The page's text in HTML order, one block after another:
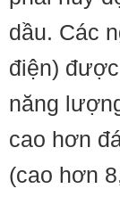
dầu. Các
điện)
năng
cao hơn
(cao hơn